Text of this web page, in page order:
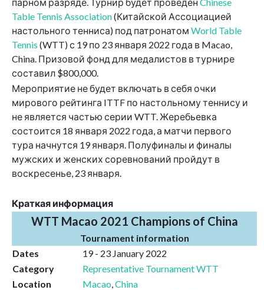
парном разряде. Турнир будет проведен Chinese
Table Tennis Association(Китайской Ассоциацией
настольного тенниса) под патронатом World Table
Tennis (WTT) с 19 по 23 января 2022 года в Macao,
China. Призовой фонд для медалистов в турнире
составил $800,000.
Мероприятие не будет включать в себя очки
мирового рейтинга ITTF по настольному теннису и
не является частью серии WTT. Жеребьевка
состоится 18 января 2022 года, а матчи первого
тура начнутся 19 января. Полуфиналы и финалы
мужских и женских соревнований пройдут в
воскресенье, 23 января.
Краткая информация
WTT Macao 2021 Champions of China
Tournament information
Dates
19 - 23 January 2022
Category
Representative Tournament WTT
Location
Macao China